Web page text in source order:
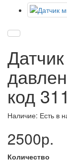
код 311
Наличие: Есть в
2500р.
Количество